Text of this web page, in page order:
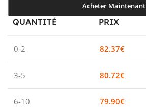
Acheter Maintenant
QUANTITÉ PRIX
0-2 82.37€
3-5 80.72€
6-10 79.90€